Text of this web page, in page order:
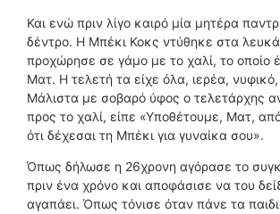
Και ενώ πριν λίγο καιρό μία μητέρα
δέντρο. Η Μπέκι Κοκς ντύθηκε στα λευκά
προχώρησε σε γάμο με το χαλί, το οποίο
Ματ. Η τελετή τα είχε όλα, ιερέα,
Μάλιστα με σοβαρό ύφος ο τελετάρχης
προς το χαλί, είπε «Υποθέτουμε, Ματ,
ότι δέχεσαι τη Μπέκι για γυναίκα σου».
Όπως δήλωσε η 26χρονη αγόρασε το
πριν ένα χρόνο και αποφάσισε να του
αγαπάει. Όπως τόνισε όταν πάνε τα